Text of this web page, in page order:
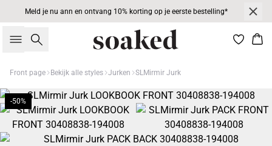
Meld je nu ann en ontvang 10% korting op je eerste bestelling*
Zoeken
Front page Bekijk alle styles Jurken SLMirmir Jurk
-50%